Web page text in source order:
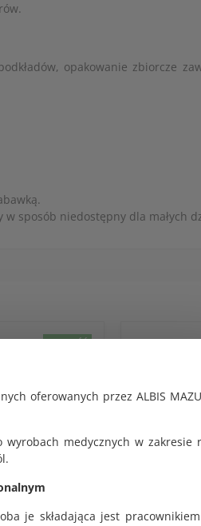
oferowanych przez ALBIS
medycznych w zakresie
je składająca jest pracownikiem
opakowanie zbiorcze
sposób niedostępny dla małych
NOWOŚĆ
wieczko
nawilżanych -
nawilżane
szt.